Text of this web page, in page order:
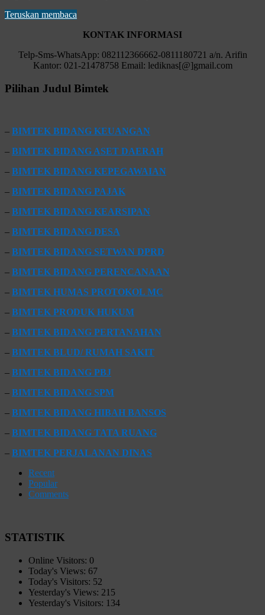
Teruskan membaca
KONTAK INFORMASI
Telp-Sms-WhatsApp: 082112366662-0811180721 a/n. Arifin
Kantor: 021-21478758 Email: lediknas[@]gmail.com
Pilihan Judul Bimtek
– BIMTEK BIDANG KEUANGAN
– BIMTEK BIDANG ASET DAERAH
– BIMTEK BIDANG KEPEGAWAIAN
– BIMTEK BIDANG PAJAK
– BIMTEK BIDANG KEARSIPAN
– BIMTEK BIDANG DESA
– BIMTEK BIDANG SETWAN DPRD
– BIMTEK BIDANG PERENCANAAN
– BIMTEK HUMAS PROTOKOL MC
– BIMTEK PRODUK HUKUM
– BIMTEK BIDANG PERTANAHAN
– BIMTEK BLUD/ RUMAH SAKIT
– BIMTEK BIDANG PBJ
– BIMTEK BIDANG SPM
– BIMTEK BIDANG HIBAH BANSOS
– BIMTEK BIDANG TATA RUANG
– BIMTEK PERJALANAN DINAS
Recent
Popular
Comments
STATISTIK
Online Visitors: 0
Today's Views: 67
Today's Visitors: 52
Yesterday's Views: 215
Yesterday's Visitors: 134